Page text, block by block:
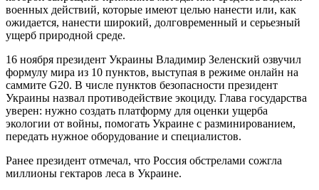
военных действий, которые имеют целью нанести или, как
ожидается, нанести широкий, долговременный и серьезный
ущерб природной среде.
16 ноября президент Украины Владимир Зеленский озвучил
формулу мира из 10 пунктов, выступая в режиме онлайн на
саммите G20. В числе пунктов безопасности президент
Украины назвал противодействие экоциду. Глава государства
уверен: нужно создать платформу для оценки ущерба
экологии от войны, помогать Украине с разминированием,
передать нужное оборудование и специалистов.
Ранее президент отмечал, что Россия обстрелами сожгла
миллионы гектаров леса в Украине.